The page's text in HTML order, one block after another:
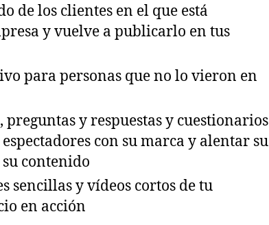
de los clientes en el que está
y vuelve a publicarlo en tus
para personas que no lo vieron en
preguntas y respuestas y cuestionarios
con su marca y alentar su
contenido
sencillas y vídeos cortos de tu
en acción